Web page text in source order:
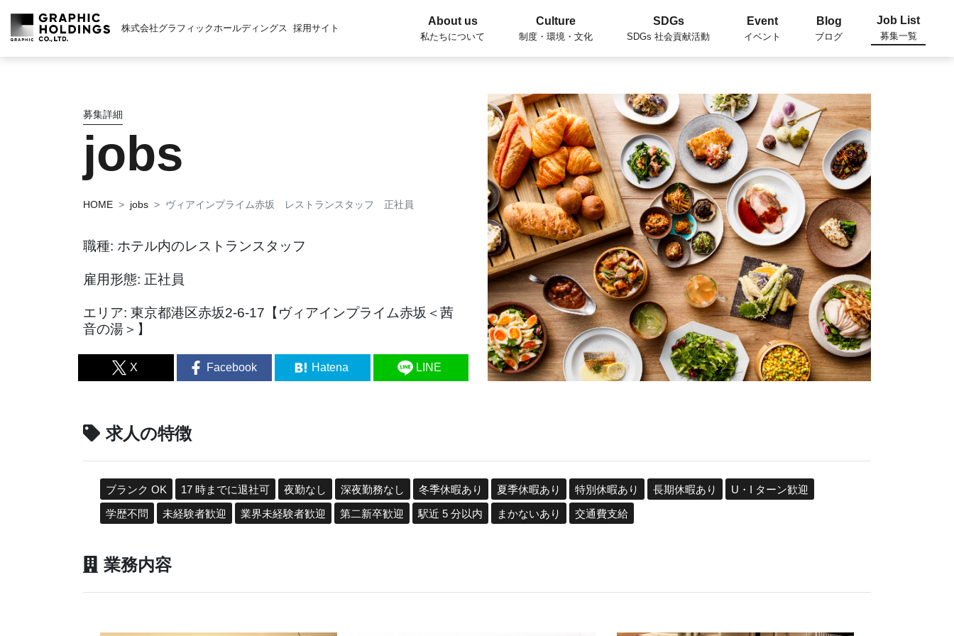
株式会社グラフィックホールディングス 採用サイト
About us
私たちについて
Culture
制度・環境・文化
SDGs
SDGs 社会貢献活動
Event
イベント
Blog
ブログ
Job List
募集一覧
募集詳細
jobs
HOME jobs ヴィアインプライム赤坂 レストランスタッフ 正社員
職種: ホテル内のレストランスタッフ
雇用形態: 正社員
エリア: 東京都港区赤坂2-6-17【ヴィアインプライム赤坂＜茜
音の湯＞】
X Facebook Hatena LINE
求人の特徴
ブランク OK 17 時までに退社可 夜勤なし 深夜勤務なし 冬季休暇あり 夏季休暇あり 特別休暇あり 長期休暇あり
U・I ターン歓迎
学歴不問
未経験者歓迎 業界未経験者歓迎 第二新卒歓迎 駅近 5 分以内 まかないあり 交通費支給
業務内容